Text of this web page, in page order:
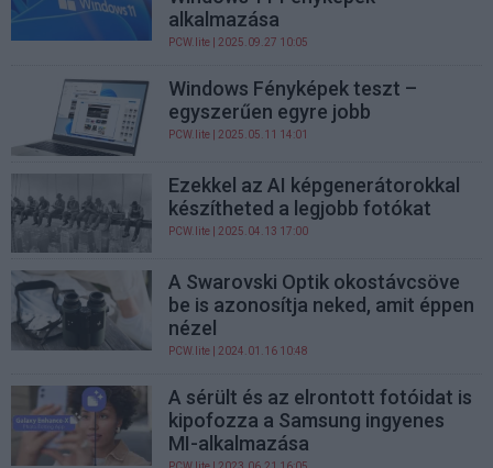
alkalmazása
PCW.lite | 2025.09.27 10:05
Windows Fényképek teszt –
egyszerűen egyre jobb
PCW.lite | 2025.05.11 14:01
Ezekkel az AI képgenerátorokkal
készítheted a legjobb fotókat
PCW.lite | 2025.04.13 17:00
A Swarovski Optik okostávcsöve
be is azonosítja neked, amit éppen
nézel
PCW.lite | 2024.01.16 10:48
A sérült és az elrontott fotóidat is
kipofozza a Samsung ingyenes
MI-alkalmazása